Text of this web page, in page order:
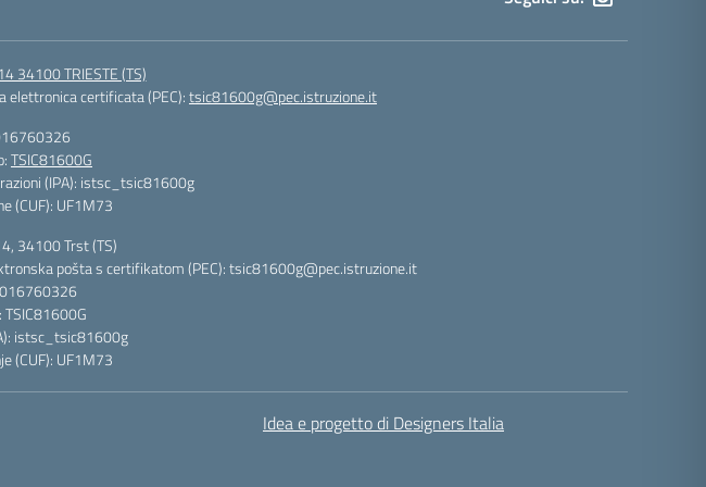
34100 TRIESTE (TS)
elettronica certificata (PEC):tsic81600g@pec.istruzione.it
TSIC81600G
(IPA): istsc_tsic81600g
(CUF): UF1M73
34100 Trst (TS)
pošta s certifikatom (PEC): tsic81600g@pec.istruzione.it
istsc_tsic81600g
(CUF): UF1M73
Idea e progetto di Designers Italia